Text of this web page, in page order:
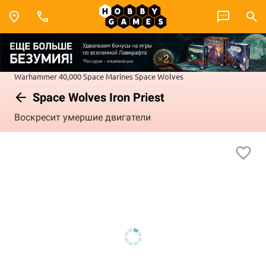
Warhammer 40,000Space MarinesSpace Wolves
Space Wolves Iron Priest
Воскресит умершие двигатели